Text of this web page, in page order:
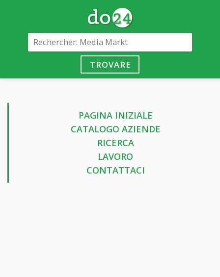
TROVARE
PAGINA INIZIALE
CATALOGO AZIENDE
RICERCA
LAVORO
CONTATTACI